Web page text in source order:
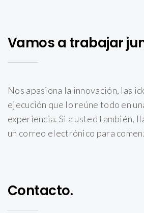
Vamos a trabajar
Nos apasiona la innovación, las
ejecución que lo reúne todo en
experiencia. Si a usted también,
un correo electrónico para
Contacto.